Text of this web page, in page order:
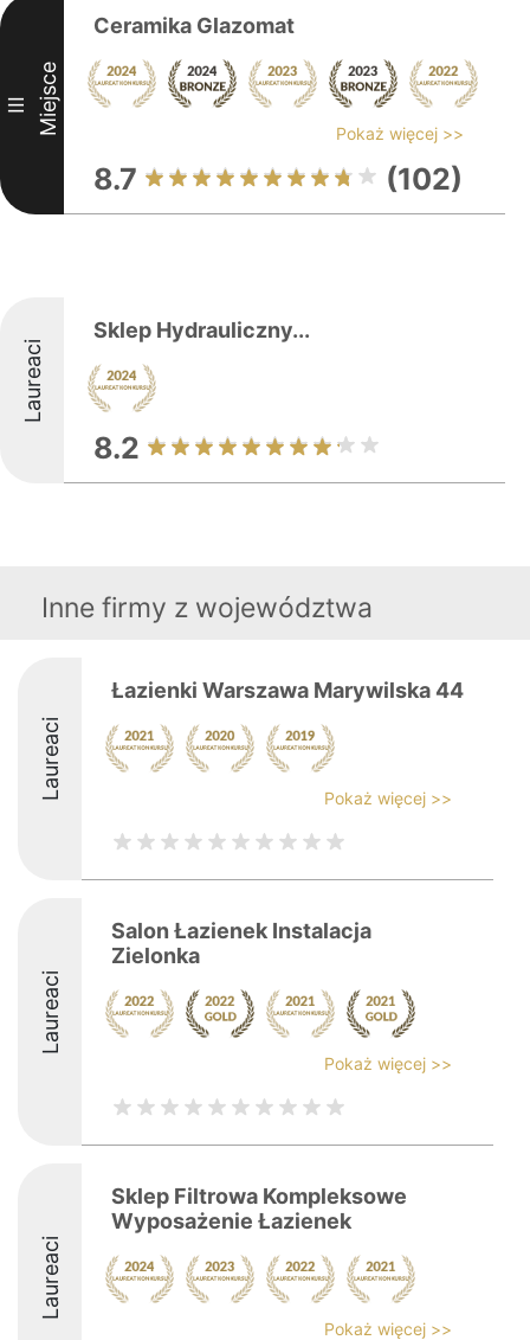
III Miejsce
Ceramika Glazomat
Pokaż więcej >>
8.7 (102)
Laureaci
Sklep Hydrauliczny...
8.2
Inne firmy z województwa
Laureaci
Łazienki Warszawa Marywilska 44
Pokaż więcej >>
Laureaci
Salon Łazienek Instalacja
Zielonka
Pokaż więcej >>
Laureaci
Sklep Filtrowa Kompleksowe
Wyposażenie Łazienek
Pokaż więcej >>